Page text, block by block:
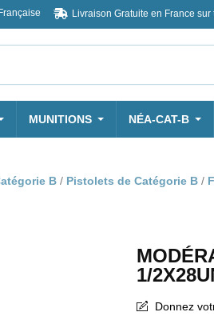
Livraison Gratuite en France sur
MUNITIONS NÉA-CAT-B
B Pistolets de Catégorie B
1/
Donnez